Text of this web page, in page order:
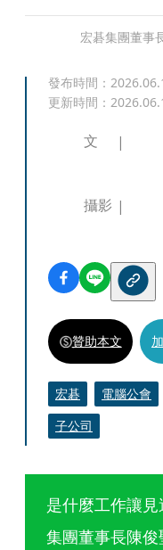
宏碁集團董事
發布時間：
更新時間：
文
攝影
贊助本文
宏碁 電腦公會
子公司
是什麼工作讓
集團董事長陳